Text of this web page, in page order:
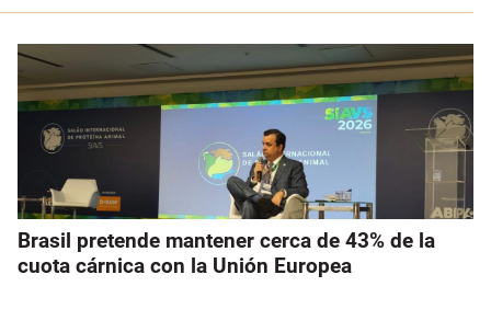
Brasil pretende mantener cerca de 43% de la
cuota cárnica con la Unión Europea